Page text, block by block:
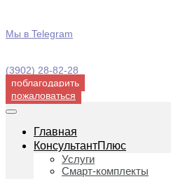
Мы в Telegram
(3902) 28-82-28
поблагодарить
пожаловаться
Главная
КонсультантПлюс
Услуги
Смарт-комплекты